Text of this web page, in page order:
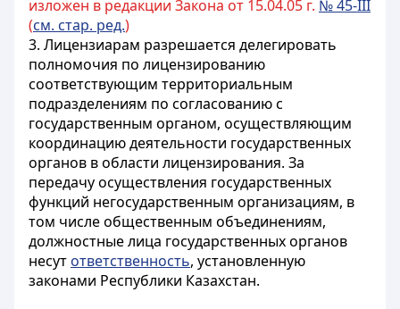
изложен в редакции Закона от 15.04.05 г. № 45-III
(см. стар. ред.)
3. Лицензиарам разрешается делегировать
полномочия по лицензированию
соответствующим территориальным
подразделениям по согласованию с
государственным органом, осуществляющим
координацию деятельности государственных
органов в области лицензирования. За
передачу осуществления государственных
функций негосударственным организациям, в
том числе общественным объединениям,
должностные лица государственных органов
несут ответственность, установленную
законами Республики Казахстан.